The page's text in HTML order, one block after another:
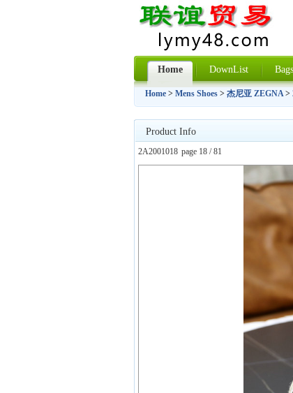
Home DownList Bags
Home > Mens Shoes > 杰尼亚 ZEGNA>
Product Info
2A2001018 page 18 / 81